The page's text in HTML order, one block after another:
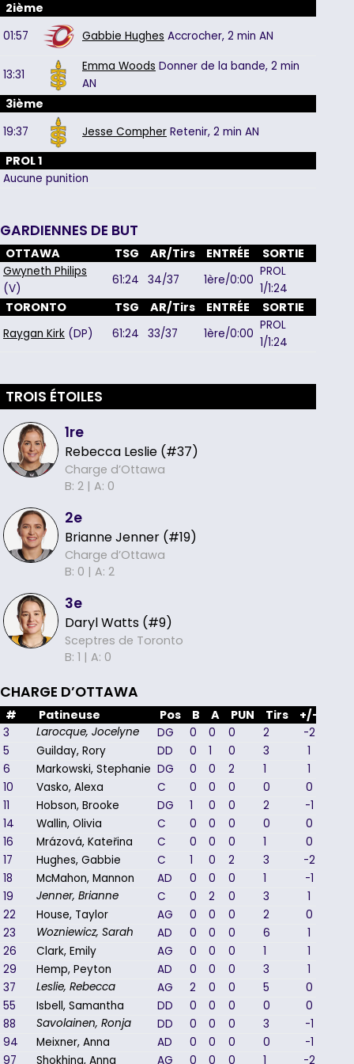
2ième
01:57 Gabbie Hughes Accrocher, 2 min AN
13:31
Emma Woods Donner de la bande, 2 min
AN
3ième
19:37 Jesse Compher Retenir, 2 min AN
PROL 1
Aucune punition
GARDIENNES DE BUT
OTTAWA TSG AR/Tirs ENTRÉE SORTIE
Gwyneth Philips
(V)
61:24 34/37 1ère/0:00
PROL
1/1:24
TORONTO TSG AR/Tirs ENTRÉE SORTIE
Raygan Kirk (DP) 61:24 33/37 1ère/0:00
PROL
1/1:24
TROIS ÉTOILES
1re
Rebecca Leslie (#37)
Charge d’Ottawa
B: 2 | A: 0
2e
Brianne Jenner (#19)
Charge d’Ottawa
B: 0 | A: 2
3e
Daryl Watts (#9)
Sceptres de Toronto
B: 1 | A: 0
CHARGE D’OTTAWA
# Patineuse Pos B A PUN Tirs +/-
3 Larocque, Jocelyne DG 0 0 0 2
-2
5
Guilday, Rory DD 0 1 0 3
1
6
Markowski, Stephanie DG 0 0 2 1
1
10
Vasko, Alexa C 0 0 0 0
0
11
Hobson, Brooke DG 1 0 0 2
-1
14
Wallin, Olivia C 0 0 0 0
0
16
Mrázová, Kateřina C 0 0 0 1
0
17
Hughes, Gabbie C 1 0 2 3
-2
18
McMahon, Mannon AD 0 0 0 1
-1
19
Jenner, Brianne C 0 2 0 3
1
22
House, Taylor AG 0 0 0 2
0
23
Wozniewicz, Sarah AD 0 0 0 6
1
26
Clark, Emily AG 0 0 0 1
1
29
Hemp, Peyton AD 0 0 0 3
1
37
Leslie, Rebecca AG 2 0 0 5
0
55
Isbell, Samantha DD 0 0 0 0
0
88
Savolainen, Ronja DD 0 0 0 3
-1
94
Meixner, Anna AD 0 0 0 0
-1
97
Shokhina, Anna AG 0 0 0 1 -2